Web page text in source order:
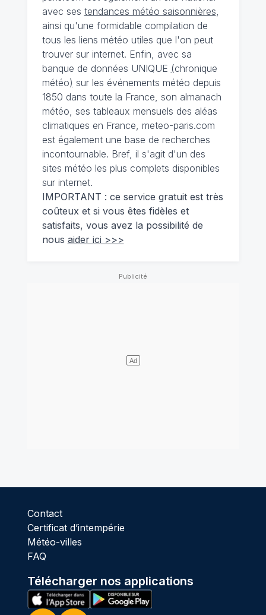
avec ses tendances météo saisonnières,
ainsi qu'une formidable compilation de
tous les liens météo utiles que l'on peut
trouver sur internet. Enfin, avec sa
banque de données UNIQUE (chronique
météo) sur les événements météo depuis
1850 dans toute la France, son almanach
météo, ses tableaux mensuels des aléas
climatiques en France, meteo-paris.com
est également une base de recherches
incontournable. Bref, il s'agit d'un des
sites météo les plus complets disponibles
sur internet.
IMPORTANT : ce service gratuit est très
coûteux et si vous êtes fidèles et
satisfaits, vous avez la possibilité de
nous aider ici >>>
Contact
Certificat d’intempérie
Météo-villes
FAQ
Télécharger nos applications